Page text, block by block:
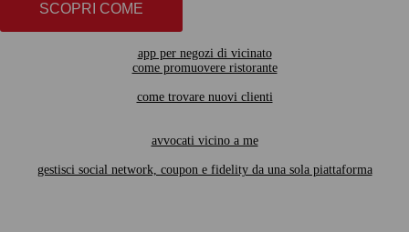
SCOPRI COME
app per negozi di vicinato
come promuovere ristorante
come trovare nuovi clienti
avvocati vicino a me
gestisci social network, coupon e fidelity da una sola piattaforma